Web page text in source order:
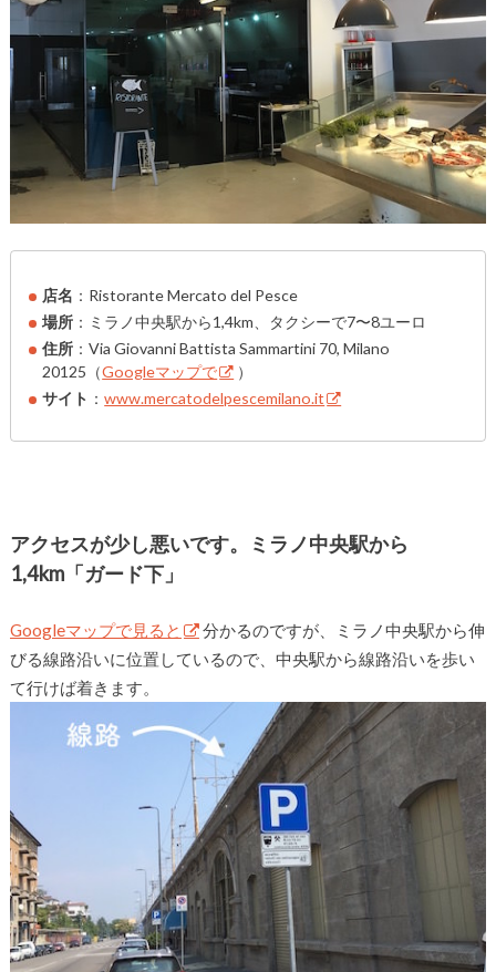
店名 ：Ristorante Mercato del Pesce
場所 ：ミラノ中央駅から1,4km、タクシーで7〜8ユーロ
住所 ：Via Giovanni Battista Sammartini 70, Milano
20125（Googleマップで
）
サイト ：www.mercatodelpescemilano.it
アクセスが少し悪いです。ミラノ中央駅から
1,4km「ガード下」
Googleマップで見ると
分かるのですが、ミラノ中央駅から伸
びる線路沿いに位置しているので、中央駅から線路沿いを歩い
て行けば着きます。